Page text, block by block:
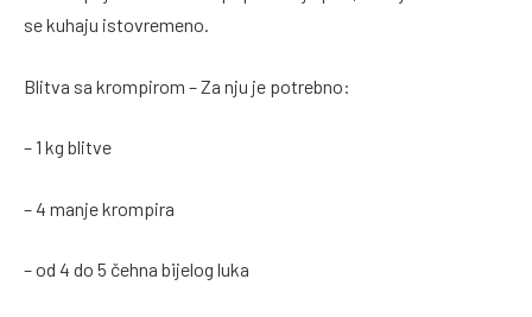
se kuhaju istovremeno.
Blitva sa krompirom – Za nju je potrebno:
– 1 kg blitve
– 4 manje krompira
– od 4 do 5 čehna bijelog luka